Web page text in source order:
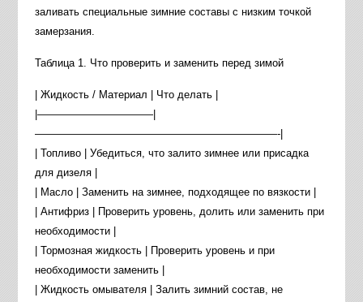
заливать специальные зимние составы с низким точкой
замерзания.
Таблица 1. Что проверить и заменить перед зимой
| Жидкость / Материал | Что делать |
|———————————|
———————————————————————-|
| Топливо | Убедиться, что залито зимнее или присадка
для дизеля |
| Масло | Заменить на зимнее, подходящее по вязкости |
| Антифриз | Проверить уровень, долить или заменить при
необходимости |
| Тормозная жидкость | Проверить уровень и при
необходимости заменить |
| Жидкость омывателя | Залить зимний состав, не